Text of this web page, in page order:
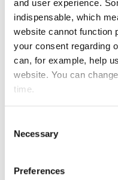
and user experience.
indispensable, which
website cannot function
your consent regarding
can, for example, help
website. You can
time.
Selection
Necessary
Preferences
Henna on alun perin
opettaja, mutta
nauttivansa erityisesti
parissa. VR:lle hänet
toimivia
uudenlaisista